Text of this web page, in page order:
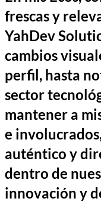
frescas y
YahDev
cambios
perfil, hasta
sector
mantener a
e
auténtico y
dentro de
innovación y